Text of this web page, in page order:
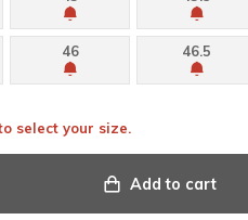
46 46.5
select your size.
Add to cart